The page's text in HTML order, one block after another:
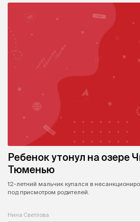
Ребенок утонул на озере
Тюменью
12-летний мальчик купался в
под присмотром родителей.
Нина Светлова